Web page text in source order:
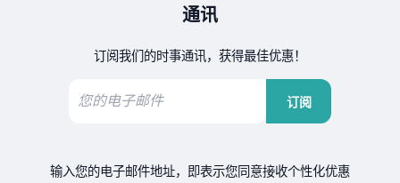
通讯
订阅我们的时事通讯，获得最佳优惠！
订阅
输入您的电子邮件地址，即表示您同意接收个性化优惠